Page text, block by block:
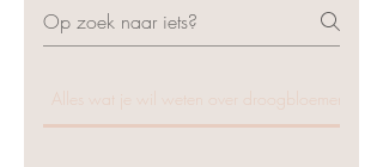
Alles wat je wil weten over droogbloemen